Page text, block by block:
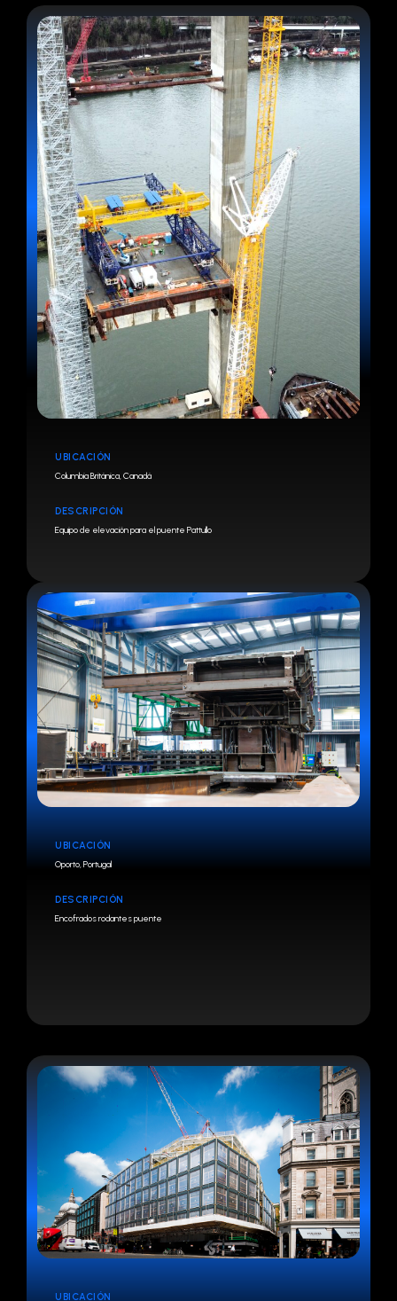
UBICACIÓN
Columbia Británica, Canadá
DESCRIPCIÓN
Equipo de elevación para el puente Pattullo
UBICACIÓN
Oporto, Portugal
DESCRIPCIÓN
Encofrados rodantes puente
UBICACIÓN